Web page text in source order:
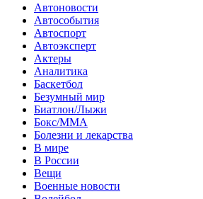
Автоновости
Автособытия
Автоспорт
Автоэксперт
Актеры
Аналитика
Баскетбол
Безумный мир
Биатлон/Лыжи
Бокс/MMA
Болезни и лекарства
В мире
В России
Вещи
Военные новости